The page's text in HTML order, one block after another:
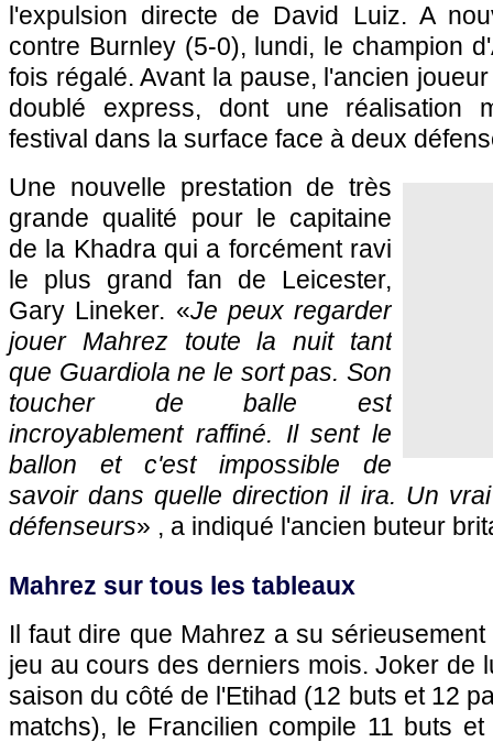
l'expulsion directe de David Luiz. A
contre Burnley (5-0), lundi, le champion
fois régalé. Avant la pause, l'ancien
doublé express, dont une réalisation
festival dans la surface face à deux
Une nouvelle prestation de très
grande qualité pour le capitaine
de la Khadra qui a forcément ravi
le plus grand fan de Leicester,
Gary Lineker. «Je peux regarder
jouer Mahrez toute la nuit tant
que Guardiola ne le sort pas. Son
toucher de balle est
incroyablement raffiné. Il sent le
ballon et c'est impossible de
savoir dans quelle direction il ira. Un
défenseurs» , a indiqué l'ancien buteur
Mahrez sur tous les tableaux
Il faut dire que Mahrez a su
jeu au cours des derniers mois. Joker de
saison du côté de l'Etihad (12 buts et 12
matchs), le Francilien compile 11 buts